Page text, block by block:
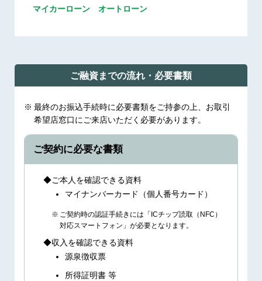
マイカーローン オートローン
ご融資までの流れ・必要書類
最終のお振込手続時に必要書類をご持参の上、お取引
希望店窓口にご来店いただく必要があります。
ご契約に必要な書類
ご本人を確認できる資料
マイナンバーカード（個人番号カード）
ご契約時の認証手続きには「ICチップ読取（NFC）
対応スマートフォン」が必要となります。
収入を確認できる資料
源泉徴収票
所得証明書 等